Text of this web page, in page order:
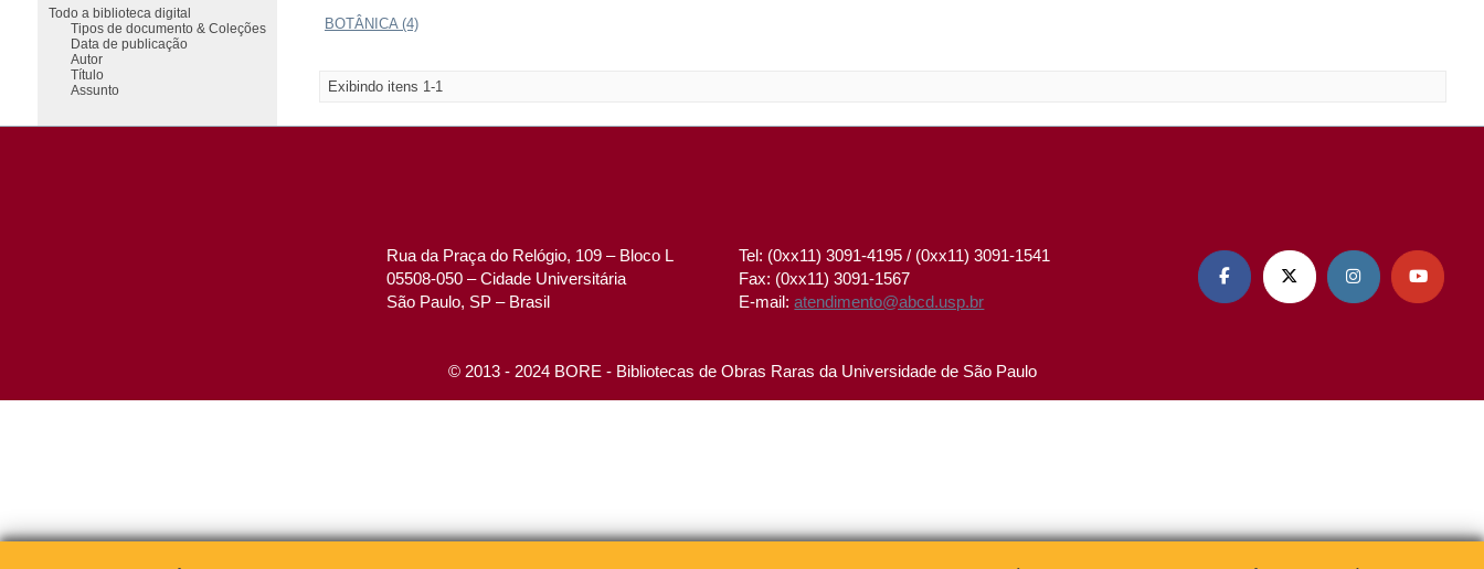
BOTÂNICA (4)
Exibindo itens 1-1
Todo a biblioteca digital
Tipos de documento & Coleções
Data de publicação
Autor
Título
Assunto
Rua da Praça do Relógio, 109 – Bloco L
05508-050 – Cidade Universitária
São Paulo, SP – Brasil
Tel: (0xx11) 3091-4195 / (0xx11) 3091-1541
Fax: (0xx11) 3091-1567
E-mail:atendimento@abcd.usp.br
   
© 2013 - 2024 BORE - Bibliotecas de Obras Raras da Universidade de São Paulo